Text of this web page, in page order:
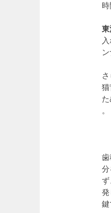
東
猫
。
歯
分
ず
発
鍵